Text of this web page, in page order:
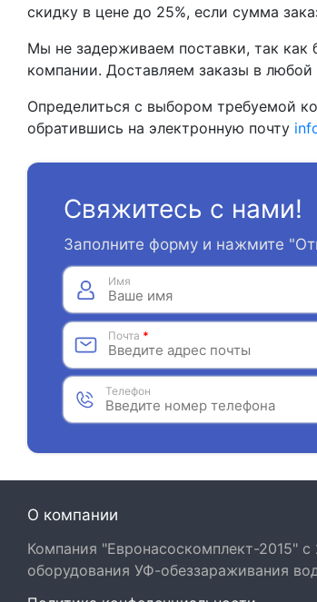
скидку в цене до 25%, если сумма
Мы не задерживаем поставки, так как
компании. Доставляем заказы в
Определиться с выбором требуемой
обратившись на электронную почту
Свяжитесь с нами!
Заполните форму и нажмите
Имя
Почта *
Телефон
О компании
Компания "Евронасоскомплект-2015"
оборудования УФ-обеззараживания